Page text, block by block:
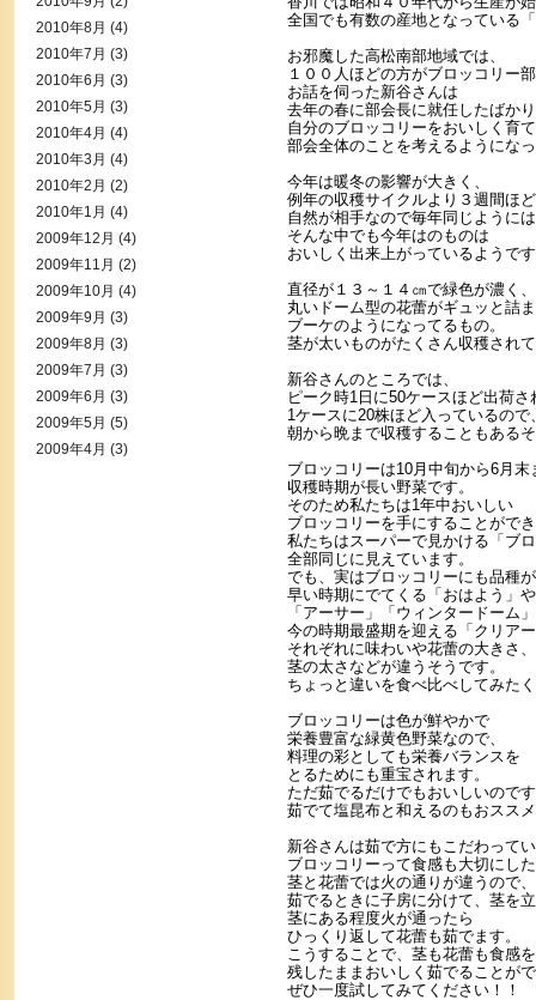
全国でも有数の産地となっている
お邪魔した高松南部地域では、
１００人ほどの方がブロッコリー
お話を伺った新谷さんは
去年の春に部会長に就任したばか
自分のブロッコリーをおいしく育
部会全体のことを考えるようにな
今年は暖冬の影響が大きく、
例年の収穫サイクルより３週間ほ
自然が相手なので毎年同じように
そんな中でも今年はのものは
おいしく出来上がっているようで
直径が１３～１４㎝で緑色が濃く、
丸いドーム型の花蕾がギュッと詰
ブーケのようになってるもの。
茎が太いものがたくさん収穫され
新谷さんのところでは、
ピーク時1日に50ケースほど出荷さ
1ケースに20株ほど入っているので
朝から晩まで収穫することもある
ブロッコリーは10月中旬から6月末
収穫時期が長い野菜です。
そのため私たちは1年中おいしい
ブロッコリーを手にすることがで
私たちはスーパーで見かける「ブ
全部同じに見えています。
でも、実はブロッコリーにも品種
早い時期にでてくる「おはよう」や
「アーサー」「ウィンタードーム」
今の時期最盛期を迎える「クリア
それぞれに味わいや花蕾の大きさ、
茎の太さなどが違うそうです。
ちょっと違いを食べ比べしてみた
ブロッコリーは色が鮮やかで
栄養豊富な緑黄色野菜なので、
料理の彩としても栄養バランスを
とるためにも重宝されます。
ただ茹でるだけでもおいしいので
茹でて塩昆布と和えるのもおスス
新谷さんは茹で方にもこだわって
ブロッコリーって食感も大切にし
茎と花蕾では火の通りが違うので、
茹でるときに子房に分けて、茎を
茎にある程度火が通ったら
ひっくり返して花蕾も茹でます。
こうすることで、茎も花蕾も食感を
残したままおいしく茹でることが
ぜひ一度試してみてください！！
2010年8月 (4)
2010年7月 (3)
2010年6月 (3)
2010年5月 (3)
2010年4月 (4)
2010年3月 (4)
2010年2月 (2)
2010年1月 (4)
2009年12月 (4)
2009年11月 (2)
2009年10月 (4)
2009年9月 (3)
2009年8月 (3)
2009年7月 (3)
2009年6月 (3)
2009年5月 (5)
2009年4月 (3)